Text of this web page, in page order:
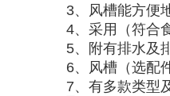
3、风槽能方便
4、采用（符合
5、附有排水及
6、风槽（选配
7、有多款类型